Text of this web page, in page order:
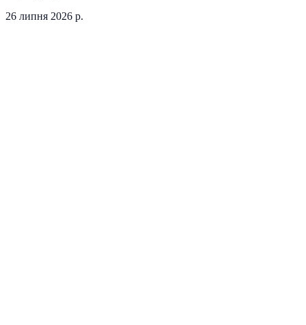
26 липня 2026 р.